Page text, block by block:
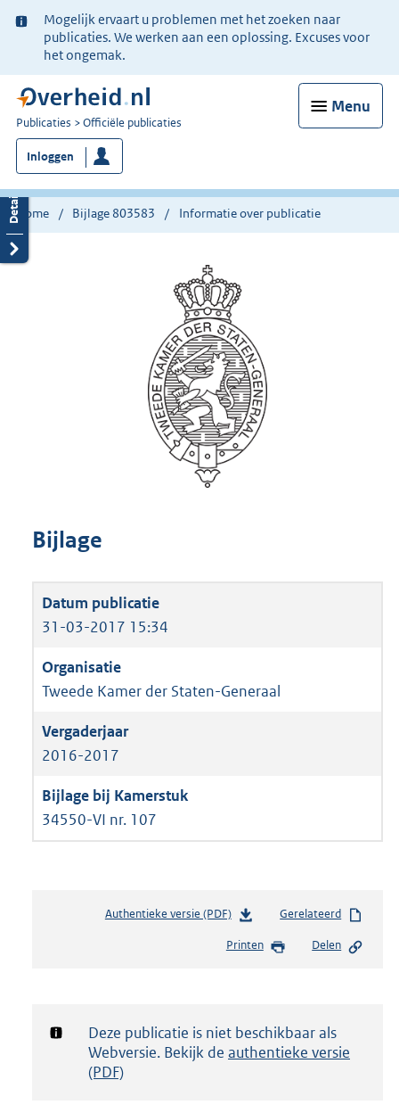
Ter
informatie:
Mogelijk ervaart u problemen met het zoeken naar
publicaties. We werken aan een oplossing. Excuses voor
het ongemak.
Menu
U
bent
nu
hier:
Publicaties Officiële publicaties
Inloggen
Home Bijlage 803583 Informatie over publicatie
Bijlage
31-03-2017 15:34
Tweede Kamer der Staten-Generaal
2016-2017
34550-VI nr. 107
Authentieke versie (PDF)b
s
d
g
Gerelateerd
Printen Delen
Notificatie:
Deze publicatie is niet beschikbaar als
Webversie. Bekijk de authentieke versie
(PDF)